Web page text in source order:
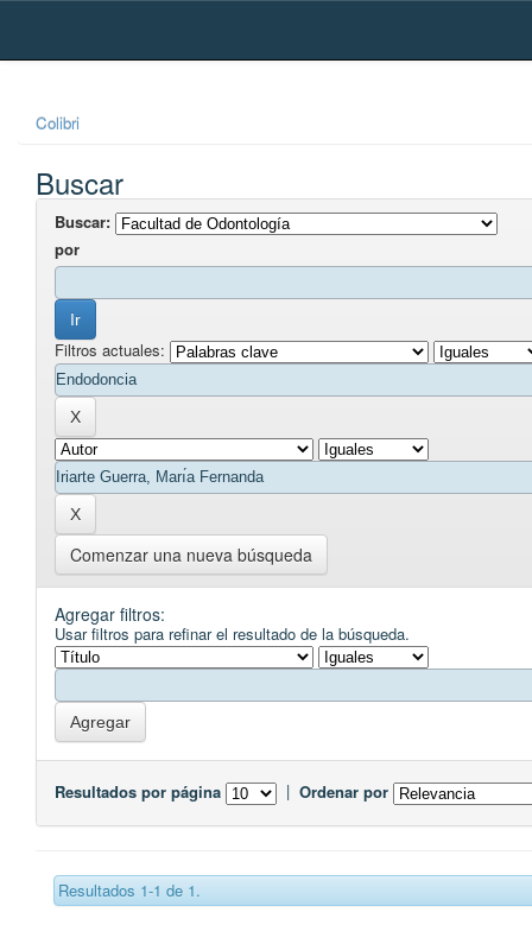
Skip
Colibri
Buscar
Buscar:
por
Filtros actuales:
Comenzar una nueva búsqueda
Agregar filtros:
Usar filtros para refinar el resultado de la búsqueda.
Resultados por página | Ordenar por
Resultados 1-1 de 1.